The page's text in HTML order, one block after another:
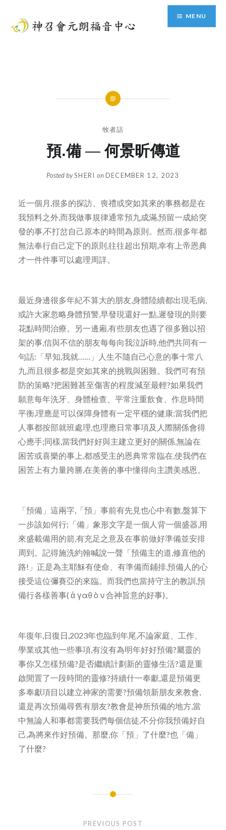
content
MENU
牧者話
預.備 — 何景昕傳道
Posted bySHERI on DECEMBER 12, 2023
近一個月,很多的探訪、喪禮或突如其來的事務都是在
我預料之外,而我做事規律通常預九成滿,預留一成給突
發的事,不打岔自己原本的時間為原則。然而,很多年都
無法奉行自己定下的原則,往往超出預期,幸有上帝恩典
才一件件事可以處理周詳。
最近身邊很多年紀不算大的朋友,身體陸續都出現毛病,
或許大家忽略身體預警,早發現還好一點,遲發現的則要
花點時間治療。另一邊廂,有些朋友也遇了很多難以招
架的事,信與不信的朋友每每向我泣訴時,他們共同有一
句話:「早知,我就……」人生不隨自己心意的事十常八
九,而且很多都是突如其來的挑戰與困難。我們可有預
防的策略?把困難甚至傷害的程度減至最輕?如果我們
願意每年洗牙、身體檢查、平常注重飲食、作息時間
平衡,理應是可以保障身體有一定平穩的健康;當我們把
人事都按部就班處理,也理應日常事項及人際關係會得
心應手;同樣,當我們好好與主建立更好的關係,無論在
困苦或喜樂的事上,都感受主的恩典常常臨在,使我們在
困苦上有力量跨勝,在美善的事中懂得向主讚美感恩。
「預備」這兩字,「預」事前有先見也心中有數,盤算下
一步該如何行;「備」象形文字是一個人背一個盛器,用
來盛載備用的箭,有充足之意及在事前做好準備並安排
周到。記得施洗約翰喊說一聲「預備主的道,修直他的
路!」正是為主耶穌有使命、有準備而鋪排,預備人的心
接受這位彌賽亞的來臨。而我們也當持守主的教訓,預
備行各樣善事( ἀ γαθ ὸ ν 合神旨意的好事)。
年復年,日復日,2023年也臨到年尾,不論家庭、工作、
學業或其他一些事項,有沒有為明年好好預備?屬靈的
事你又怎樣預備?是否繼續計劃新的靈修生活?還是重
啟閒置了一段時間的靈修?持續什一奉獻,還是預備更
多奉獻項目以建立神家的需要?預備領新朋友來教會,
還是再次預備尋舊有朋友?教會是神所預備的地方,當
中無論人和事都需要我們每個信徒,不分你我預備好自
己,為將來作好預備。那麼,你「預」了什麼?也「備」
了什麼?
PREVIOUS POST